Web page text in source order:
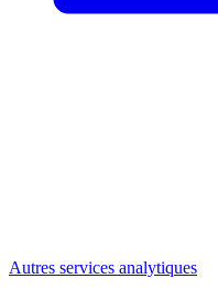
Autres services analytiques